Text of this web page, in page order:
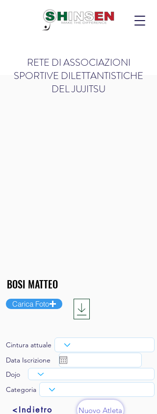
RETE DI ASSOCIAZIONI
SPORTIVE DILETTANTISTICHE
DEL JUJITSU
Carica Foto
Cintura attuale
Data Iscrizione
Dojo
Categoria
<Indietro Nuovo Atleta